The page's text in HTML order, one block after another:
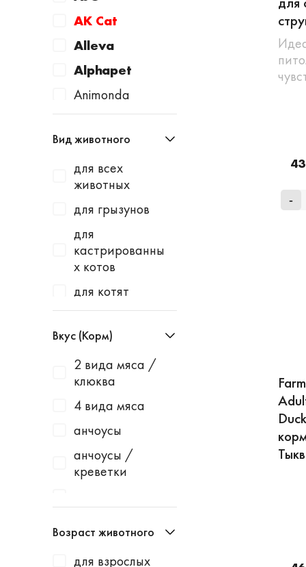
AK Cat
Alleva
Alphapet
Animonda
Apicenna
Avantie
AWARD
Baurenhof
Bayer
Beaphar
Best Dinner
Blitz
Bowl Wow
Brit
Cat's White
Cats Best
Catter Litter
Cliny
CRAFTIA
ECO Premium
Enso
Eukanuba
Вид животного
для всех
животных
для грызунов
для
кастрированны
х котов
для котят
для котят и
щенков
для кошек
для кошек и
собак
хорьков
для любого
вида животных
для
вотных
для собак
Вкус (Корм)
2 вида мяса /
клюква
4 вида мяса
анчоусы
анчоусы /
креветки
морепродуктов
ассорти из птиц
Возраст животного
для взрослых
-